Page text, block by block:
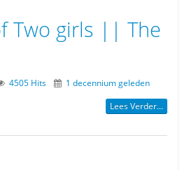
Two girls || The
4505 Hits 1 decennium geleden
Lees Verder...